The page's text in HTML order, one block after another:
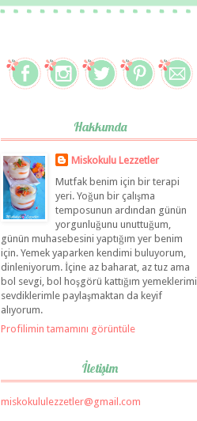
Hakkımda
Miskokulu Lezzetler
Mutfak benim için bir terapi
yeri. Yoğun bir çalışma
temposunun ardından günün
yorgunluğunu unuttuğum,
günün muhasebesini yaptığım yer benim
için. Yemek yaparken kendimi buluyorum,
dinleniyorum. İçine az baharat, az tuz ama
bol sevgi, bol hoşgörü kattığım yemeklerimi
sevdiklerimle paylaşmaktan da keyif
alıyorum.
Profilimin tamamını görüntüle
İletişim
miskokululezzetler@gmail.com